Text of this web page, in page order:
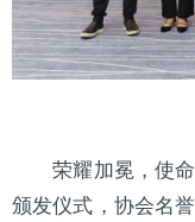
荣耀加冕，使命
颁发仪式，协会名